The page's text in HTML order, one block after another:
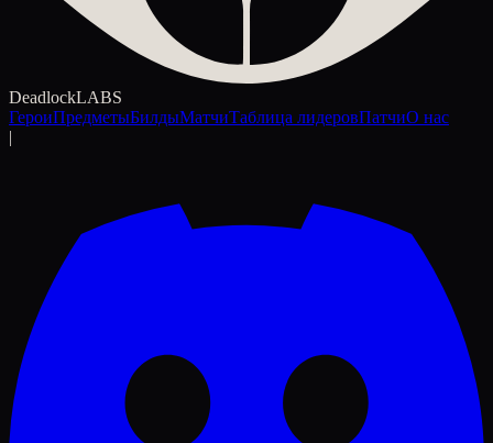
DeadlockLABS
ГероиПредметыБилдыМатчиТаблица лидеровПатчиО нас
|